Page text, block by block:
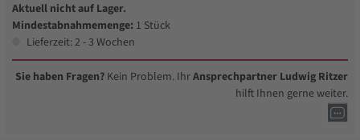
Aktuell nicht auf Lager.
Mindestabnahmemenge: 1 Stück
Lieferzeit: 2 - 3 Wochen
Sie haben Fragen? Kein Problem. IhrAnsprechpartner Ludwig Ritzer
hilft Ihnen gerne weiter.